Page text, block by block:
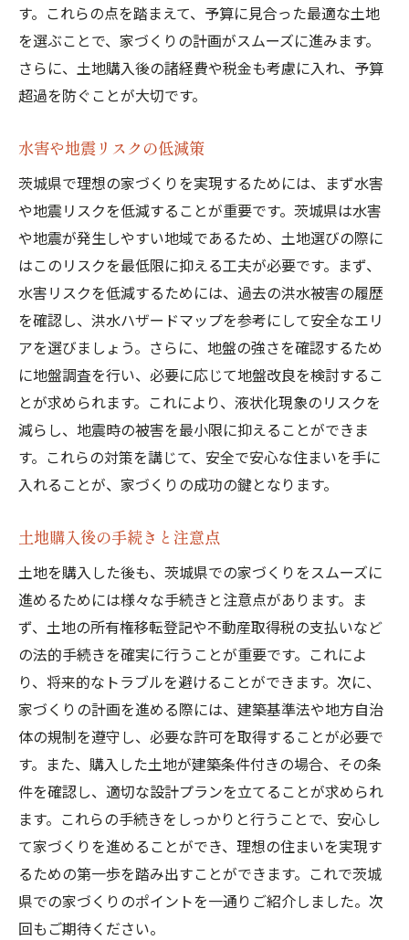
す。これらの点を踏まえて、予算に見合った最適な土地
を選ぶことで、家づくりの計画がスムーズに進みます。
さらに、土地購入後の諸経費や税金も考慮に入れ、予算
超過を防ぐことが大切です。
水害や地震リスクの低減策
茨城県で理想の家づくりを実現するためには、まず水害
や地震リスクを低減することが重要です。茨城県は水害
や地震が発生しやすい地域であるため、土地選びの際に
はこのリスクを最低限に抑える工夫が必要です。まず、
水害リスクを低減するためには、過去の洪水被害の履歴
を確認し、洪水ハザードマップを参考にして安全なエリ
アを選びましょう。さらに、地盤の強さを確認するため
に地盤調査を行い、必要に応じて地盤改良を検討するこ
とが求められます。これにより、液状化現象のリスクを
減らし、地震時の被害を最小限に抑えることができま
す。これらの対策を講じて、安全で安心な住まいを手に
入れることが、家づくりの成功の鍵となります。
土地購入後の手続きと注意点
土地を購入した後も、茨城県での家づくりをスムーズに
進めるためには様々な手続きと注意点があります。ま
ず、土地の所有権移転登記や不動産取得税の支払いなど
の法的手続きを確実に行うことが重要です。これによ
り、将来的なトラブルを避けることができます。次に、
家づくりの計画を進める際には、建築基準法や地方自治
体の規制を遵守し、必要な許可を取得することが必要で
す。また、購入した土地が建築条件付きの場合、その条
件を確認し、適切な設計プランを立てることが求められ
ます。これらの手続きをしっかりと行うことで、安心し
て家づくりを進めることができ、理想の住まいを実現す
るための第一歩を踏み出すことができます。これで茨城
県での家づくりのポイントを一通りご紹介しました。次
回もご期待ください。